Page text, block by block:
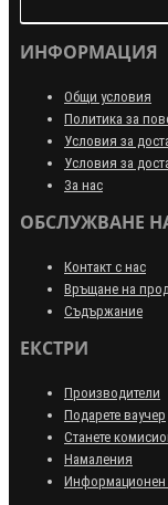
ИНФОРМАЦИЯ
Общи условия
Политика за
Условия за
Условия за
За нас
ОБСЛУЖВАНЕ
Контакт с нас
Връщане на
Съдържание
ЕКСТРИ
Производители
Подарете ваучер
Станете
Намаления
Информационен